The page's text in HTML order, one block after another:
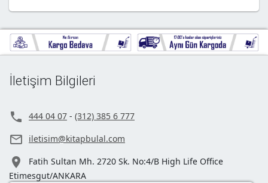
İletişim Bilgileri
 444 04 07 - (312) 385 6 777
 iletisim@kitapbulal.com

Fatih Sultan Mh. 2720 Sk. No:4/B High Life Office
Etimesgut/ANKARA